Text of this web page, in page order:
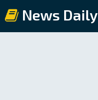
News Daily